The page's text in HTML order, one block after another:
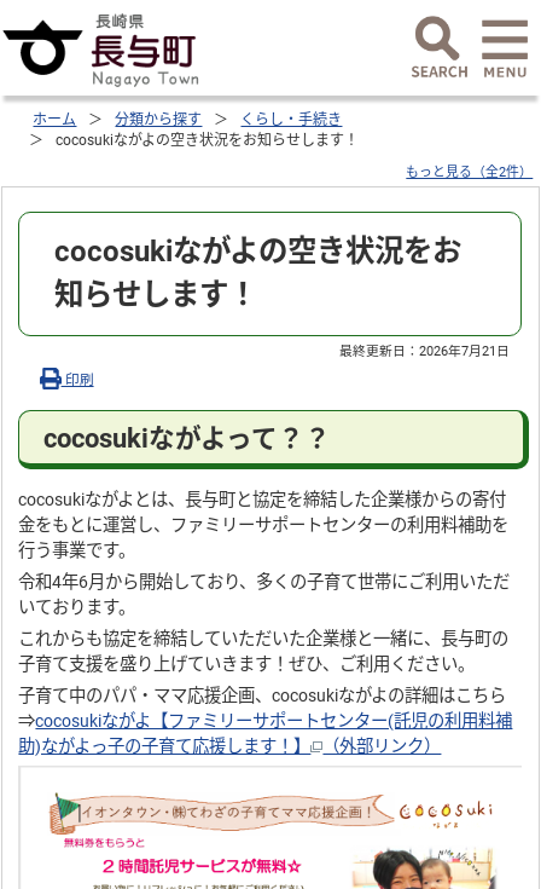
ホーム 分類から探す
くらし・手続き
cocosukiながよの空き状況をお知らせします！
もっと見る（全2件）
cocosukiながよの空き状況をお
知らせします！
最終更新日：2026年7月21日
印刷
cocosukiながよって？？
cocosukiながよとは、長与町と協定を締結した企業様からの寄付
金をもとに運営し、ファミリーサポートセンターの利用料補助を
行う事業です。
令和4年6月から開始しており、多くの子育て世帯にご利用いただ
いております。
これからも協定を締結していただいた企業様と一緒に、長与町の
子育て支援を盛り上げていきます！ぜひ、ご利用ください。
子育て中のパパ・ママ応援企画、cocosukiながよの詳細はこちら
⇒cocosukiながよ【ファミリーサポートセンター(託児の利用料補
助)ながよっ子の子育て応援します！】
（外部リンク）